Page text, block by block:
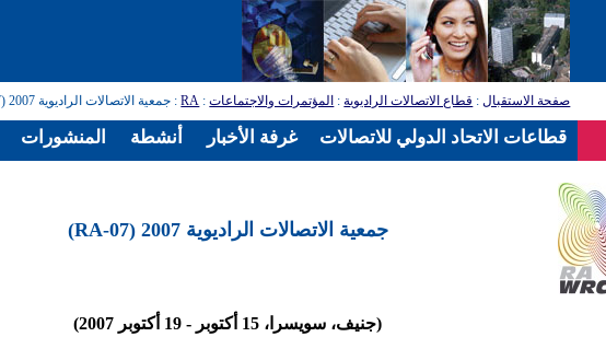
صفحة الاستقبال: قطاع الاتصالات الراديوية: المؤتمرات والاجتماعات:
RA: جمعية الاتصالات الراديوية 2007 (RA-07)
جمعية الاتصالات الراديوية 2007 (RA-07)
(جنيف، سويسرا، 15 أكتوبر - 19 أكتوبر 2007)
المنشورات أنشطة غرفة الأخبار قطاعات الاتحاد الدولي للاتصالات